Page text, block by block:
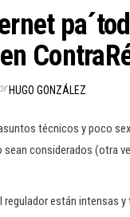
HUGO GONZÁLEZ
técnicos y poco
considerados (otra
están intensas